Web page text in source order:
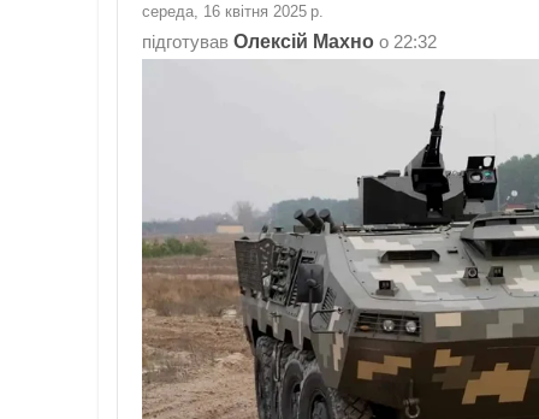
середа, 16 квітня 2025 р.
підготував Олексій Махно о 22:32